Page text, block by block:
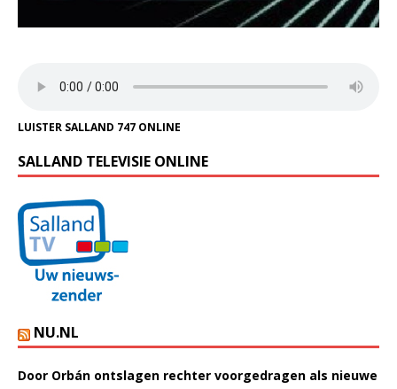
LUISTER SALLAND 747 ONLINE
SALLAND TELEVISIE ONLINE
NU.NL
Door Orbán ontslagen rechter voorgedragen als nieuwe